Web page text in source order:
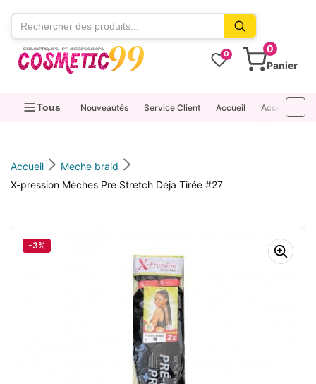
contenu
0
0
Panier
Tous Nouveautés Service Client Accueil Accessoires
Accueil
Meche braid
X-pression Mèches Pre Stretch Déja Tirée #27
-3%